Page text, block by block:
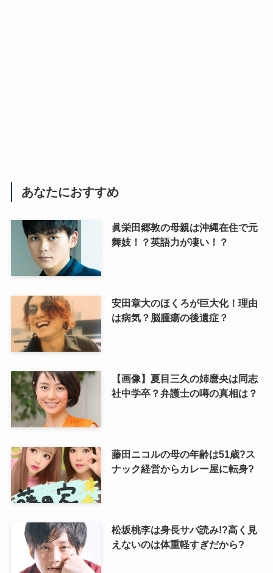
あなたにおすすめ
眞栄田郷敦の母親は沖縄在住で元
舞妓！？英語力が凄い！？
安田章大のほくろが巨大化！理由
は病気？脳腫瘍の後遺症？
【画像】夏目三久の姉麿央は同志
社中学卒？弁護士の噂の真相は？
藤田ニコルの母の年齢は51歳?ス
ナック経営からカレー屋に転身?
松坂桃李は身長サバ読み!?高く見
えないのは体重軽すぎだから?